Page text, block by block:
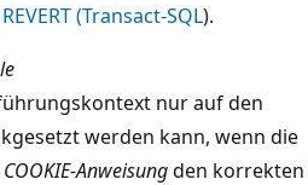
REVERT (Transact-SQL).
nur auf den
werden kann, wenn die
COOKIE-Anweisungden korrekten